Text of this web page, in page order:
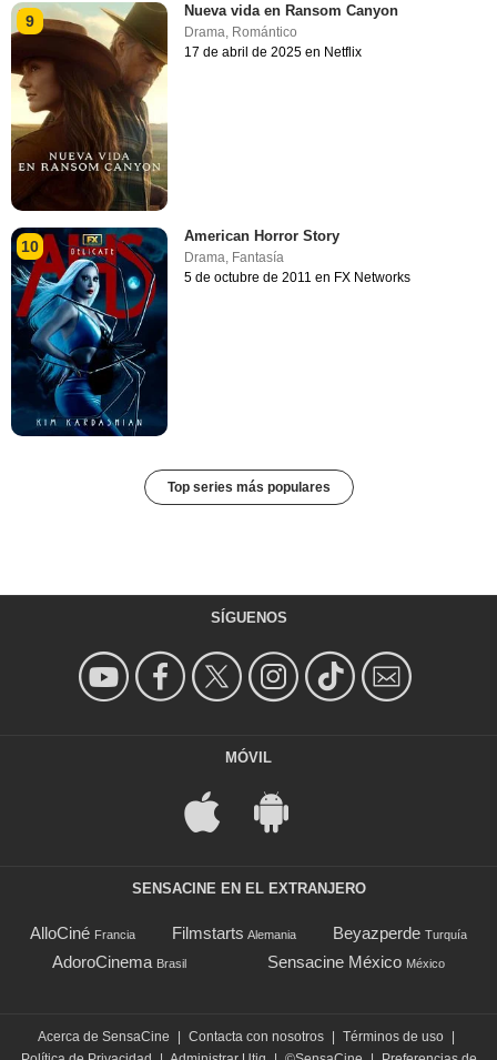
9
Nueva vida en Ransom Canyon
Drama Romántico
17 de abril de 2025 en Netflix
10
American Horror Story
Drama, Fantasía
5 de octubre de 2011 en FX Networks
Top series más populares
SÍGUENOS
MÓVIL
SENSACINE EN EL EXTRANJERO
AlloCiné Francia Filmstarts Alemania Beyazperde Turquía
AdoroCinema Brasil Sensacine México México
Acerca de SensaCine Contacta con nosotros Términos de uso